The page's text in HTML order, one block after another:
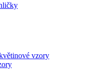
vzory